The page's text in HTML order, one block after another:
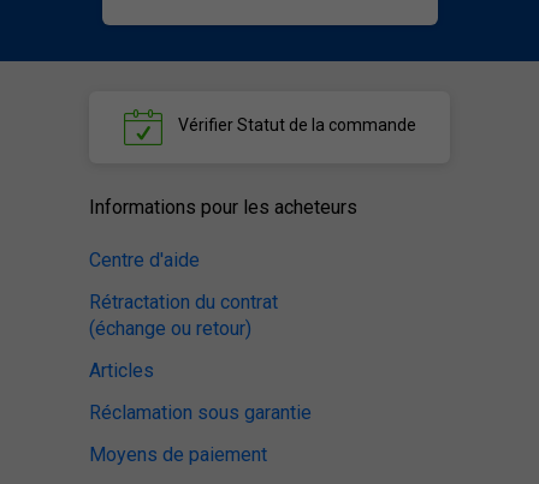
VérifierStatut de la commande
Informations pour les acheteurs
Centre d'aide
Rétractation du contrat
(échange ou retour)
Articles
Réclamation sous garantie
Moyens de paiement